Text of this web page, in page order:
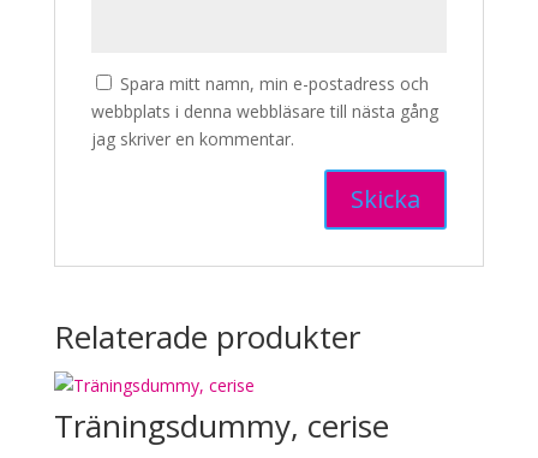
Spara mitt namn, min e-postadress och
webbplats i denna webbläsare till nästa gång
jag skriver en kommentar.
Relaterade produkter
Träningsdummy, cerise